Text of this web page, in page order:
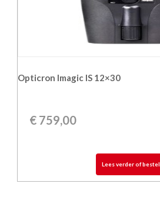
Opticron Imagic IS 12×30
€ 759,00
Lees verder of bestel